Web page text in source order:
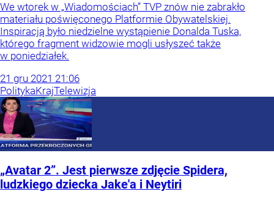
We wtorek w „Wiadomościach” TVP znów nie zabrakło
materiału poświęconego Platformie Obywatelskiej.
Inspiracją było niedzielne wystąpienie Donalda Tuska,
którego fragment widzowie mogli usłyszeć także
w poniedziałek.
21 gru 2021 21:06
PolitykaKrajTelewizja
„Avatar 2”. Jest pierwsze zdjęcie Spidera,
ludzkiego dziecka Jake'a i Neytiri